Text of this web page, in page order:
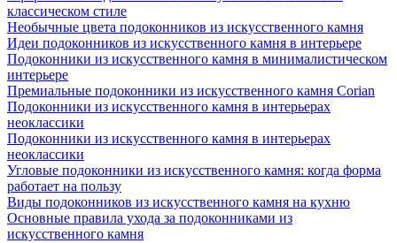
классическом стиле
Необычные цвета подоконников из искусственного камня
Идеи подоконников из искусственного камня в интерьере
Подоконники из искусственного камня в минималистическом
интерьере
Премиальные подоконники из искусственного камня Corian
Подоконники из искусственного камня в интерьерах
неоклассики
Подоконники из искусственного камня в интерьерах
неоклассики
Угловые подоконники из искусственного камня: когда форма
работает на пользу
Виды подоконников из искусственного камня на кухню
Основные правила ухода за подоконниками из
искусственного камня